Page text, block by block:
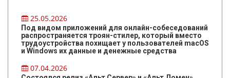
25.05.2026
Под видом приложений для онлайн-собеседований
распространяется троян-стилер, который вместо
трудоустройства похищает у пользователей macOS
и Windows их данные и денежные средства
07.04.2026